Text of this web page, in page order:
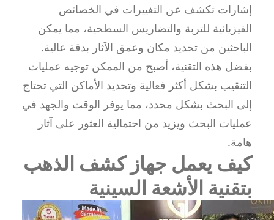
إشارات تكشف عن التغييرات في الخصائص
الفيزيائية للتربة والتضاريس السطحية، مما يمكن
الباحثين من تحديد مكان وعمق الآثار بدقة عالية.
بفضل هذه التقنية، أصبح من الممكن توجيه عمليات
التنقيب بشكل أكثر فعالية وتحديد الأماكن التي تحتاج
إلى البحث بشكل محدد، مما يوفر الوقت والجهد في
عمليات البحث ويزيد من احتمالية العثور على آثار
هامة.
كيف يعمل جهاز كشف الذهب
بتقنية الأشعة السينية